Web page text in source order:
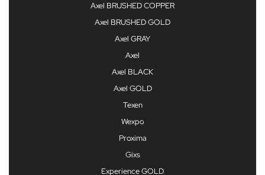
Axel BRUSHED COPPER
Axel BRUSHED GOLD
Axel GRAY
Axel
Axel BLACK
Axel GOLD
Texen
Wexpo
Proxima
Gixs
Experience GOLD